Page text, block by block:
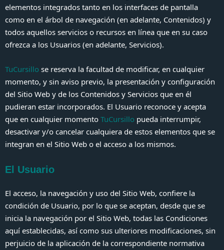
elementos integrados tanto en los interfaces de pantalla
como en el árbol de navegación (en adelante, Contenidos) y
todos aquellos servicios o recursos en línea que en su caso
ofrezca a los Usuarios (en adelante, Servicios).
TuCursillo se reserva la facultad de modificar, en cualquier
momento, y sin aviso previo, la presentación y configuración
del Sitio Web y de los Contenidos y Servicios que en él
pudieran estar incorporados. El Usuario reconoce y acepta
que en cualquier momento TuCursillo pueda interrumpir,
desactivar y/o cancelar cualquiera de estos elementos que se
integran en el Sitio Web o el acceso a los mismos.
El Usuario
El acceso, la navegación y uso del Sitio Web, confiere la
condición de Usuario, por lo que se aceptan, desde que se
inicia la navegación por el Sitio Web, todas las Condiciones
aquí establecidas, así como sus ulteriores modificaciones, sin
perjuicio de la aplicación de la correspondiente normativa